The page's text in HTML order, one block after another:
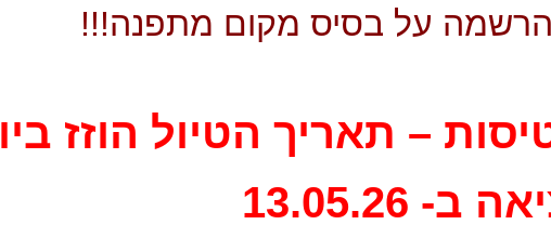
על בסיס מקום מתפנה!!!
– תאריך הטיול הוזז
ב- 13.05.26